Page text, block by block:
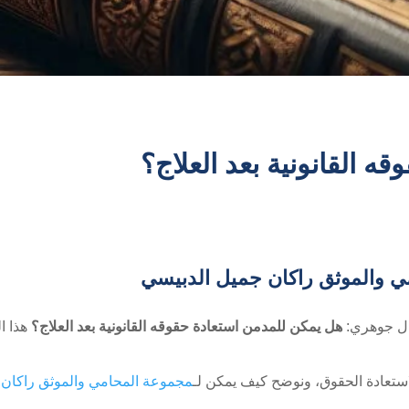
القانونية بعد العلاج؟
والموثق راكان جميل الدبيسي
جوهري:هل يمكن للمدمن استعادة حقوقه القانونية بعد العلاج؟ هذا
الحقوق، ونوضح كيف يمكن لـمجموعة المحامي والموثق